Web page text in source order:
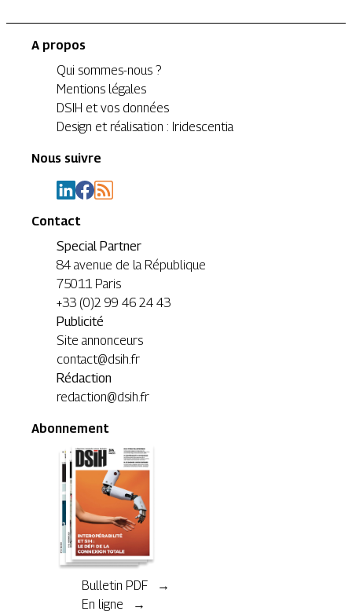
A propos
Qui sommes-nous ?
Mentions légales
DSIH et vos données
Design et réalisation : Iridescentia
Nous suivre
Contact
Special Partner
84 avenue de la République
75011 Paris
+33 (0)2 99 46 24 43
Publicité
Site annonceurs
contact@dsih.fr
Rédaction
redaction@dsih.fr
Abonnement
Bulletin PDF →
En ligne →